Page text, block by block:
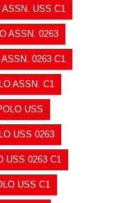
USS C1
ASSN. 0263
0263 C1
ASSN. C1
USS
USS 0263
USS 0263 C1
USS C1